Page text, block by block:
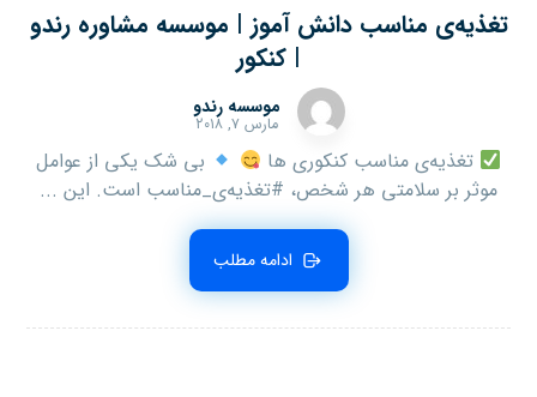
تغذیه‌ی مناسب دانش آموز | موسسه مشاوره رندو
| کنکور
موسسه رندو
مارس ۷, ۲۰۱۸
تغذیه‌ی مناسب کنکوری ها
بی شک یکی از عوامل
موثر بر سلامتی هر شخص، #تغذیه‌ی_مناسب است. این ...
ادامه مطلب